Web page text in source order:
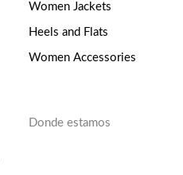
Women Jackets
Heels and Flats
Women Accessories
Donde estamos